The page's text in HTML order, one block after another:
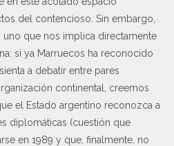
del contencioso. Sin embargo,
uno que nos implica directamente
si ya Marruecos ha reconocido
a debatir entre pares
continental, creemos
el Estado argentino reconozca a
diplomáticas (cuestión que
en 1989 y que, finalmente, no